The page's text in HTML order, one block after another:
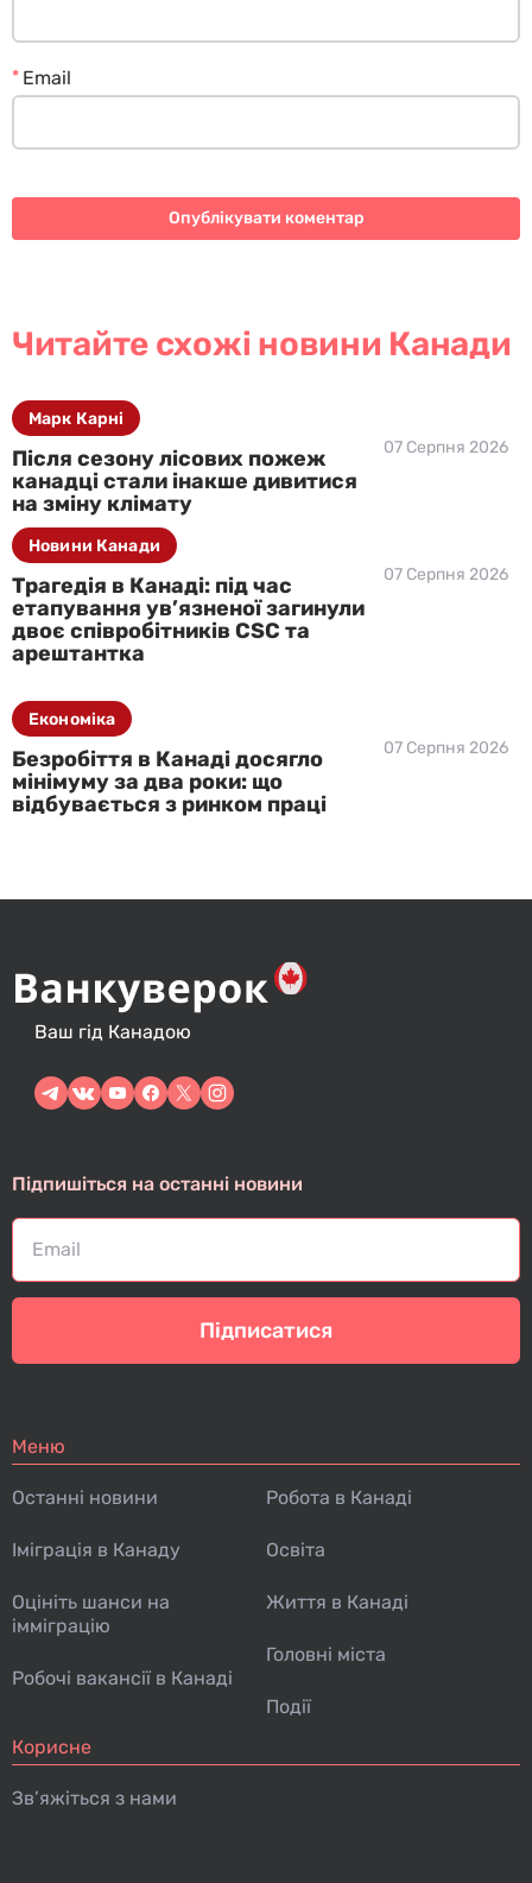
Email
*
Читайте схожі новини Канади
Після сезону лісових пожеж
канадці стали інакше дивитися
на зміну клімату
07 Серпня 2026
Марк Карні
Трагедія в Канаді: під час
етапування ув’язненої загинули
двоє співробітників CSC та
арештантка
07 Серпня 2026
Новини Канади
Безробіття в Канаді досягло
мінімуму за два роки: що
відбувається з ринком праці
07 Серпня 2026
Економіка
Ваш гід Канадою
Підпишіться на останні новини
Підписатися
Меню
Останні новини
Іміграція в Канаду
Оцініть шанси на
імміграцію
Робочі вакансії в Канаді
Робота в Канаді
Освіта
Життя в Канаді
Головні міста
Події
Корисне
Зв’яжіться з нами